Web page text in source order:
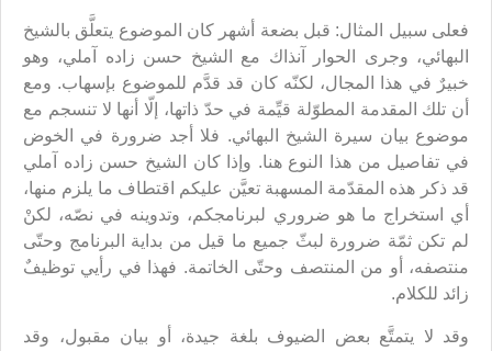
فعلى سبيل المثال: قبل بضعة أشهر كان الموضوع يتعلَّق بالشيخ
البهائي، وجرى الحوار آنذاك مع الشيخ حسن زاده آملي، وهو
خبيرٌ في هذا المجال، لكنّه كان قد قدَّم للموضوع بإسهاب. ومع
أن تلك المقدمة المطوّلة قيِّمة في حدّ ذاتها، إلّا أنها لا تنسجم مع
موضوع بيان سيرة الشيخ البهائي. فلا أجد ضرورة في الخوض
في تفاصيل من هذا النوع هنا. وإذا كان الشيخ حسن زاده آملي
قد ذكر هذه المقدّمة المسهبة تعيَّن عليكم اقتطاف ما يلزم منها،
أي استخراج ما هو ضروري لبرنامجكم، وتدوينه في نصّه، لكنْ
لم تكن ثمّة ضرورة لبثّ جميع ما قيل من بداية البرنامج وحتّى
منتصفه، أو من المنتصف وحتّى الخاتمة. فهذا في رأيي توظيفٌ
زائد للكلام.
وقد لا يتمتَّع بعض الضيوف بلغة جيدة، أو بيان مقبول، وقد